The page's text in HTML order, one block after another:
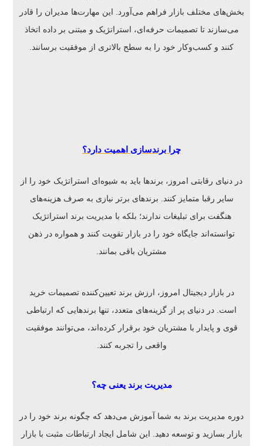
بخش‌های مختلف بازار فراهم می‌آورد. این مهارت‌ها مدیران را قادر
می‌سازند تا تصمیمات حرفه‌ای، استراتژیک و مبتنی بر داده اتخاذ
کنند و کسب‌وکار خود را به سطح بالاتری از موفقیت برسانند.
چرا برندسازی اهمیت دارد؟
در دنیای رقابتی امروز، برندها باید به شیوه‌ای استراتژیک خود را از
سایر رقبا متمایز کنند. برندهای برتر نیازی به صرف هزینه‌های
هنگفت برای تبلیغات ندارند؛ بلکه با مدیریت برند استراتژیک
توانسته‌اند جایگاه خود را در بازار تقویت کنند و همواره در ذهن
مشتریان باقی بمانند.
در بازار دیجیتال امروز، ارزش برند تعیین‌کننده تصمیمات خرید
است. در دنیای پر از گزینه‌های متعدد، تنها برندهایی که ارتباطی
قوی و پایدار با مشتریان خود برقرار کرده‌اند، می‌توانند موفقیت
واقعی را تجربه کنند.
مدیریت برند یعنی چه؟
دوره مدیریت برند به شما آموزش می‌دهد که چگونه برند خود را در
بازار بسازید و توسعه دهید. این شامل ایجاد ارتباطات مثبت با بازار